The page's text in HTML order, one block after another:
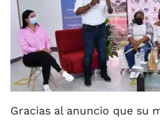
Gracias al anuncio que su